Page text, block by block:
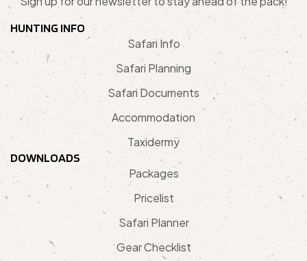
HUNTING INFO
Safari Info
Safari Planning
Safari Documents
Accommodation
Taxidermy
DOWNLOADS
Packages
Pricelist
Safari Planner
Gear Checklist